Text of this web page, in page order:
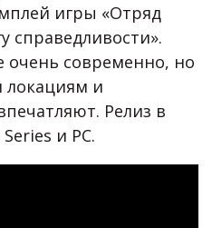
игры «Отряд
справедливости».
очень современно, но
локациям и
Релиз в
и PC.